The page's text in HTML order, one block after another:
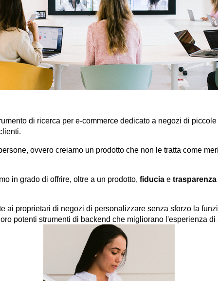
di ricerca per e-commerce dedicato a negozi di
ovvero creiamo un prodotto che non le tratta come
in grado di offrire, oltre a un prodotto, fiduciae trasparenza
ai proprietari di negozi di personalizzare senza sforzo la
potenti strumenti di backend che migliorano l'esperienza di